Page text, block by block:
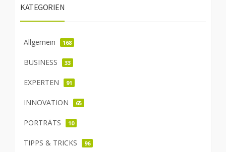
KATEGORIEN
Allgemein 168
BUSINESS 33
EXPERTEN 91
INNOVATION 65
PORTRÄTS 10
TIPPS & TRICKS 96